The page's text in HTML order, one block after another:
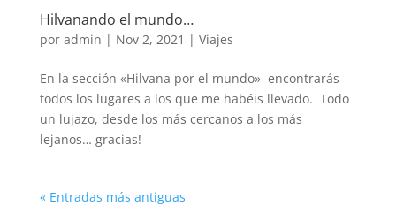
Hilvanando el mundo…
por admin | Nov 2, 2021 | Viajes
En la sección «Hilvana por el mundo» encontrarás
todos los lugares a los que me habéis llevado. Todo
un lujazo, desde los más cercanos a los más
lejanos… gracias!
« Entradas más antiguas